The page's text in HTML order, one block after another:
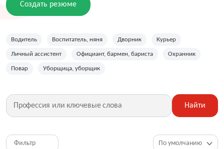
Создать резюме
Водитель Воспитатель, няня Дворник Курьер
Личный ассистент Официант, бармен, бариста Охранник
Повар Уборщица, уборщик
Найти
Фильтр